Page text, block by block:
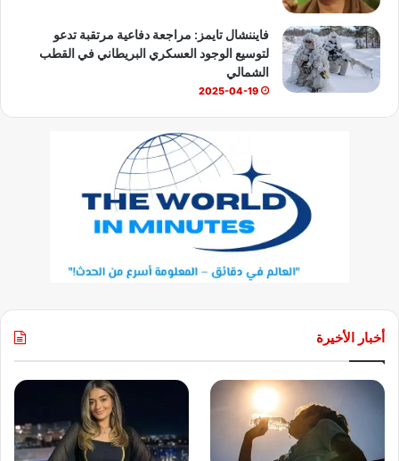
فايننشال تايمز: مراجعة دفاعية مرتقبة تدعو
لتوسيع الوجود العسكري البريطاني في القطب
الشمالي
2025-04-19
أخبار الأخيرة